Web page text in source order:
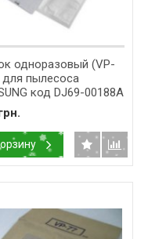
одноразовый (VP-
пылесоса
код DJ69-00188A